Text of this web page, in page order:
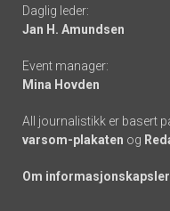
links
Daglig leder:
Jan H. Amundsen
Event manager:
Mina Hovden
All journalistikk er basert
varsom-plakaten og
Om informasjonskapsler